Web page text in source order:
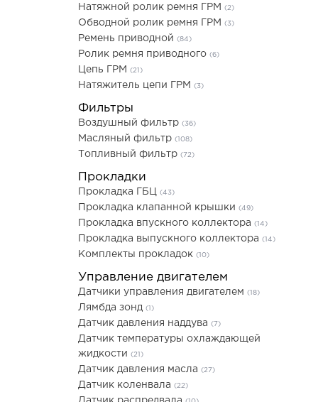
Натяжной ролик ремня ГРМ (2)
Обводной ролик ремня ГРМ (3)
Ремень приводной (84)
Ролик ремня приводного (6)
Цепь ГРМ (21)
Натяжитель цепи ГРМ (3)
Фильтры
Воздушный фильтр (36)
Масляный фильтр (108)
Топливный фильтр (72)
Прокладки
Прокладка ГБЦ (43)
Прокладка клапанной крышки (49)
Прокладка впускного коллектора (14)
Прокладка выпускного коллектора (14)
Комплекты прокладок (10)
Управление двигателем
Датчики управления двигателем (18)
Лямбда зонд (1)
Датчик давления наддува (7)
Датчик температуры охлаждающей
жидкости (21)
Датчик давления масла (27)
Датчик коленвала (22)